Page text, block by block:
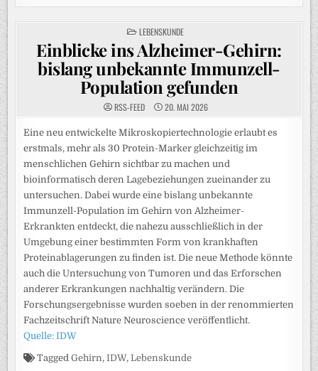
POSTED
IN
LEBENSKUNDE
Einblicke ins Alzheimer-Gehirn:
bislang unbekannte Immunzell-
Population gefunden
RSS-FEED 20. MAI 2026
Eine neu entwickelte Mikroskopiertechnologie erlaubt es
erstmals, mehr als 30 Protein-Marker gleichzeitig im
menschlichen Gehirn sichtbar zu machen und
bioinformatisch deren Lagebeziehungen zueinander zu
untersuchen. Dabei wurde eine bislang unbekannte
Immunzell-Population im Gehirn von Alzheimer-
Erkrankten entdeckt, die nahezu ausschließlich in der
Umgebung einer bestimmten Form von krankhaften
Proteinablagerungen zu finden ist. Die neue Methode könnte
auch die Untersuchung von Tumoren und das Erforschen
anderer Erkrankungen nachhaltig verändern. Die
Forschungsergebnisse wurden soeben in der renommierten
Fachzeitschrift Nature Neuroscience veröffentlicht.
Quelle: IDW
TaggedGehirn,IDW,Lebenskunde